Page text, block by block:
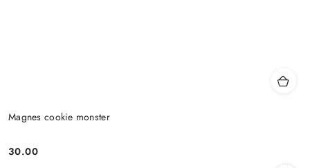
Magnes cookie monster
Cena:
30.00